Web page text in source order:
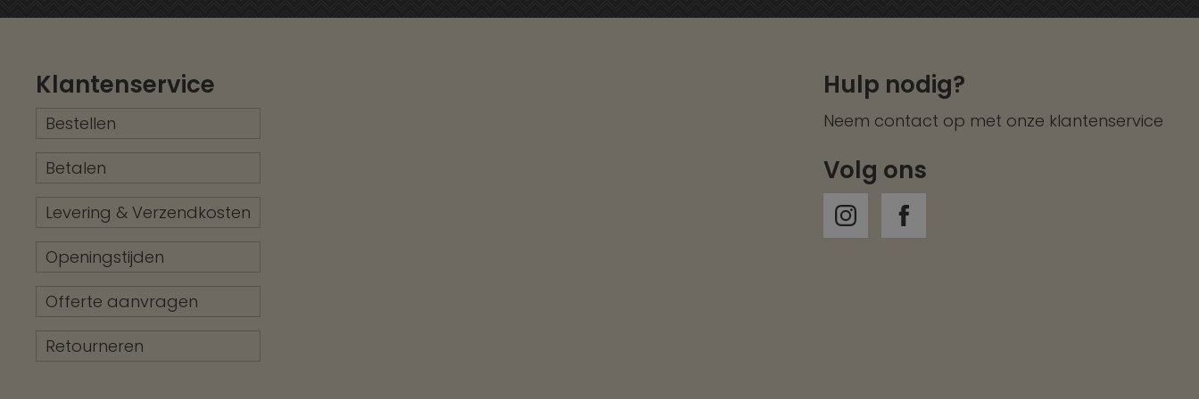
Klantenservice
Bestellen
Betalen
Levering & Verzendkosten
Openingstijden
Offerte aanvragen
Retourneren
Hulp nodig?
Neem contact op met onze klantenservice
Volg ons